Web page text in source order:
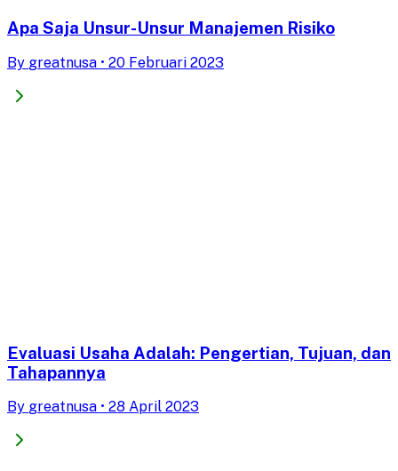
Apa Saja Unsur-Unsur Manajemen Risiko
By greatnusa • 20 Februari 2023
Evaluasi Usaha Adalah: Pengertian, Tujuan, dan
Tahapannya
By greatnusa • 28 April 2023